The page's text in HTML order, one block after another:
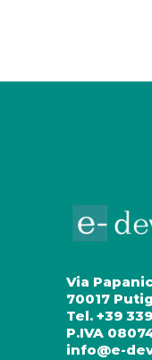
Via
70017
Tel. +39
P.IVA
info@e-